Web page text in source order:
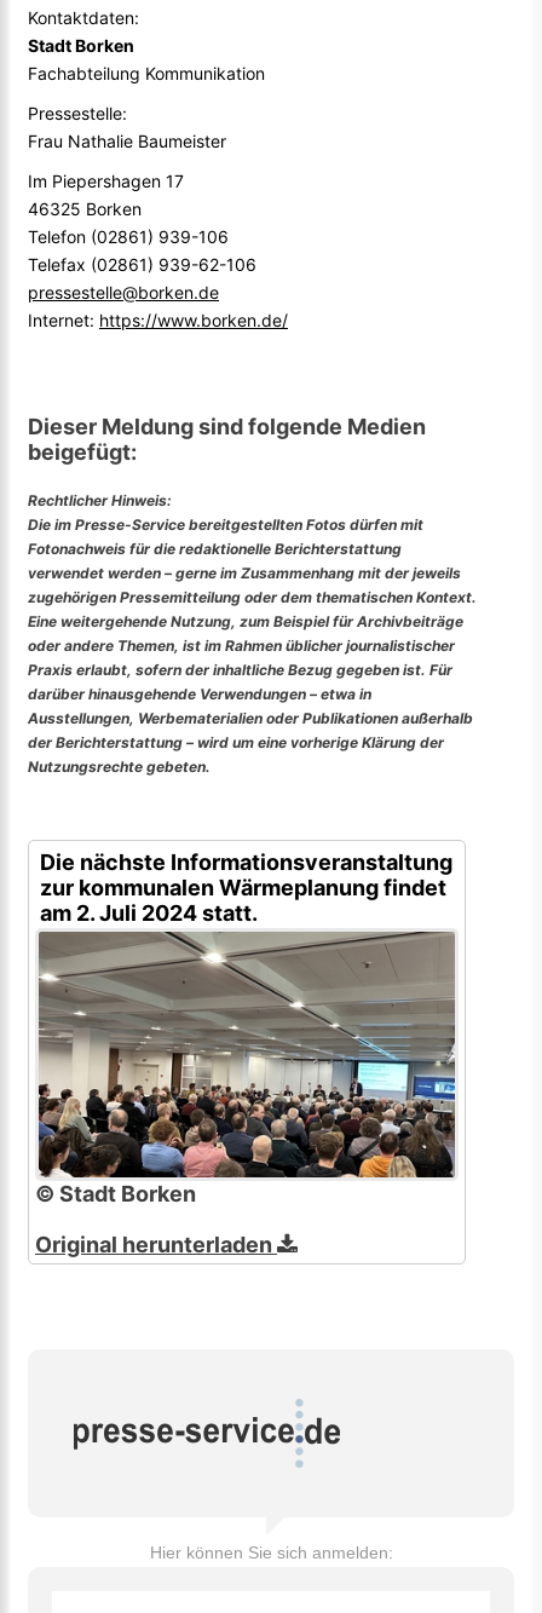
Kontaktdaten:
Stadt Borken
Fachabteilung Kommunikation
Pressestelle:
Frau Nathalie Baumeister
Im Piepershagen 17
46325 Borken
Telefon (02861) 939-106
Telefax (02861) 939-62-106
pressestelle@borken.de
Internet: https://www.borken.de/
Dieser Meldung sind folgende Medien
beigefügt:
Rechtlicher Hinweis:
Die im Presse-Service bereitgestellten Fotos dürfen mit
Fotonachweis für die redaktionelle Berichterstattung
verwendet werden – gerne im Zusammenhang mit der jeweils
zugehörigen Pressemitteilung oder dem thematischen Kontext.
Eine weitergehende Nutzung, zum Beispiel für Archivbeiträge
oder andere Themen, ist im Rahmen üblicher journalistischer
Praxis erlaubt, sofern der inhaltliche Bezug gegeben ist. Für
darüber hinausgehende Verwendungen – etwa in
Ausstellungen, Werbematerialien oder Publikationen außerhalb
der Berichterstattung – wird um eine vorherige Klärung der
Nutzungsrechte gebeten.
Die nächste Informationsveranstaltung
zur kommunalen Wärmeplanung findet
am 2. Juli 2024 statt.
© Stadt Borken
Original herunterladen
Hier können Sie sich anmelden: